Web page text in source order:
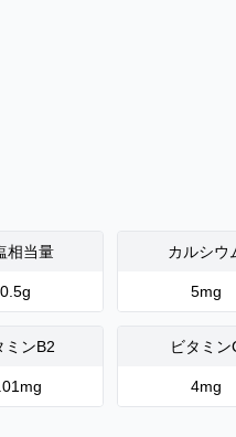
相当量
0.5g
カルシウ
5mg
ミンB2
mg
ビタミン
4mg